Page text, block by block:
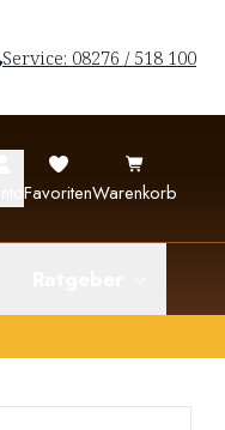
Service: 08276 / 518 100
FavoritenWarenkorb